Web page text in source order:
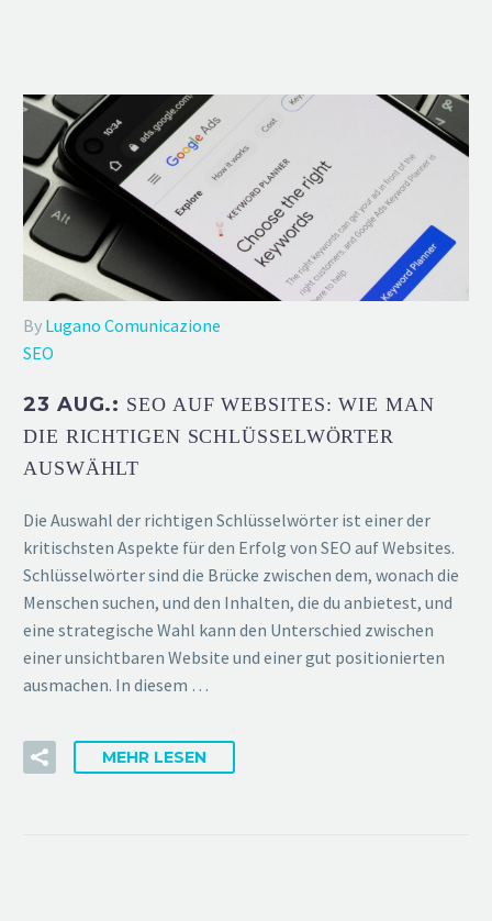
By Lugano Comunicazione
SEO
23 AUG.: SEO AUF WEBSITES: WIE MAN
DIE RICHTIGEN SCHLÜSSELWÖRTER
AUSWÄHLT
Die Auswahl der richtigen Schlüsselwörter ist einer der
kritischsten Aspekte für den Erfolg von SEO auf Websites.
Schlüsselwörter sind die Brücke zwischen dem, wonach die
Menschen suchen, und den Inhalten, die du anbietest, und
eine strategische Wahl kann den Unterschied zwischen
einer unsichtbaren Website und einer gut positionierten
ausmachen. In diesem …
MEHR LESEN